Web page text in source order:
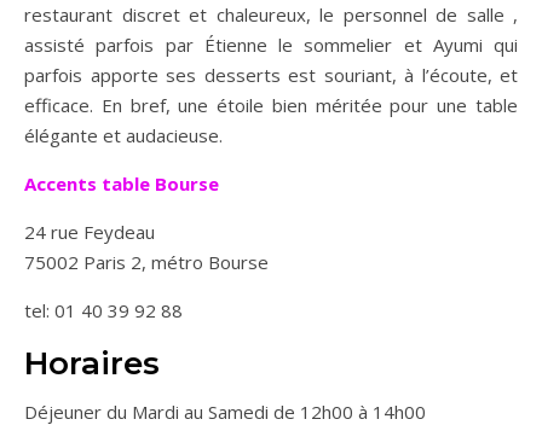
restaurant discret et chaleureux, le personnel de salle ,
assisté parfois par Étienne le sommelier et Ayumi qui
parfois apporte ses desserts est souriant, à l’écoute, et
efficace. En bref, une étoile bien méritée pour une table
élégante et audacieuse.
Accents table Bourse
24 rue Feydeau
75002 Paris 2, métro Bourse
tel: 01 40 39 92 88
Horaires
Déjeuner du Mardi au Samedi de 12h00 à 14h00